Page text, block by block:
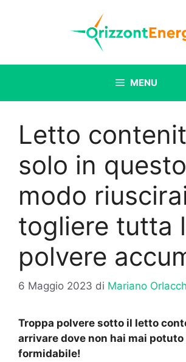
MENU
Letto
solo in questo
modo
togliere tutta
polvere
6 Maggio 2023 di Mariano
Troppa polvere sotto il letto
arrivare dove non hai mai potuto
formidabile!